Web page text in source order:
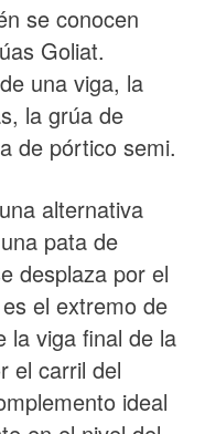
se conocen
Goliat.
una viga, la
la grúa de
de pórtico semi.
alternativa
pata de
desplaza por el
el extremo de
la viga final de la
el carril del
ideal